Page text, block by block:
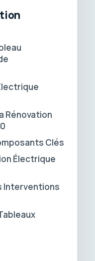
Rénovation
Clés
Électrique
Interventions